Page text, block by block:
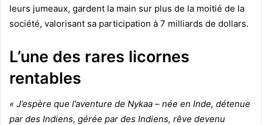
leurs jumeaux, gardent la main sur plus de la moitié de la
société, valorisant sa participation à 7 milliards de dollars.
L’une des rares licornes
rentables
« J’espère que l’aventure de Nykaa – née en Inde, détenue
par des Indiens, gérée par des Indiens, rêve devenu